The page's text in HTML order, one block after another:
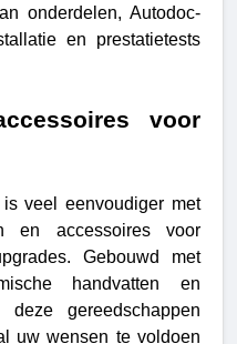
onderdelen, Autodoc-
en prestatietests
voor
veel eenvoudiger met
en accessoires voor
Gebouwd met
handvatten en
gereedschappen
uw wensen te voldoen